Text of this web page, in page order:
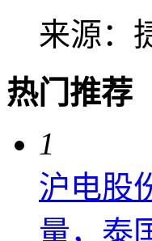
来源：
热门推荐
1
沪电股
量，泰